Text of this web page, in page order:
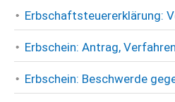
Erbschaftsteuererklärung:
Erbschein: Antrag,
Erbschein: Beschwerde